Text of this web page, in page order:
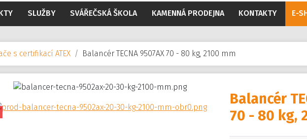
SLUŽBY SVÁŘEČSKÁ ŠKOLA KAMENNÁ PRODEJNA KONTAKTY E-
s certifikací ATEX Balancér TECNA 9507AX 70 - 80 kg, 2100 mm
Balancér
70 - 80 kg,